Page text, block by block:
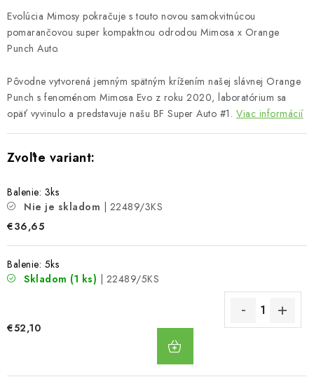
Evolúcia Mimosy pokračuje s touto novou samokvitnúcou
pomarančovou super kompaktnou odrodou Mimosa x Orange
Punch Auto.
Pôvodne vytvorená jemným spätným krížením našej slávnej Orange
Punch s fenoménom Mimosa Evo z roku 2020, laboratórium sa
opäť vyvinulo a predstavuje našu BF Super Auto #1. Viac informácií
Balenie: 3ks
Nie je skladom
| 22489/3KS
€36,65
Balenie: 5ks
Skladom (1 ks) | 22489/5KS
€52,10